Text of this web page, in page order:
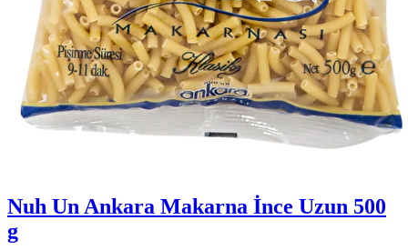
Nuh Un Ankara Makarna İnce Uzun 500
g